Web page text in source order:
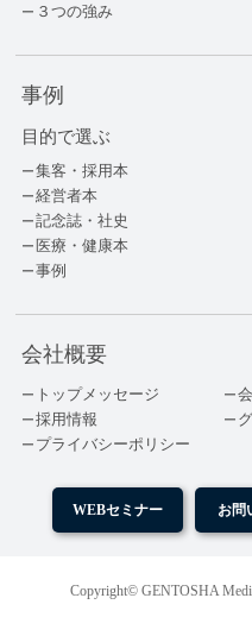
３つの強み
事例
目的で選ぶ
集客・採用本
経営者本
記念誌・社史
医療・健康本
事例
会社概要
トップメッセージ
採用情報
プライバシーポリシー
WEBセミナー お問
Copyright© GENTOSHA